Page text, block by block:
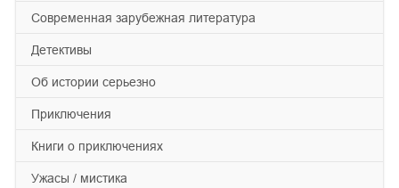
современная зарубежная литература
детективы
об истории серьезно
приключения
книги о приключениях
ужасы / мистика